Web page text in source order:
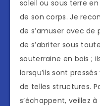
soleil ou sous terre
de son corps. Je
de s’amuser avec
de s’abriter sous
souterraine en bois ;
lorsqu’ils sont
de telles structures.
s’échappent, veillez